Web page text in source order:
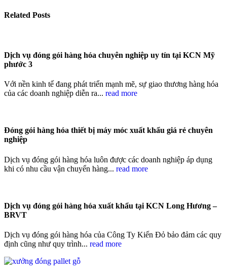
Related Posts
Dịch vụ đóng gói hàng hóa chuyên nghiệp uy tín tại KCN Mỹ
phước 3
Với nền kinh tế đang phát triển mạnh mẽ, sự giao thương hàng hóa
của các doanh nghiệp diễn ra... read more
Đóng gói hàng hóa thiết bị máy móc xuất khẩu giá rẻ chuyên
nghiệp
Dịch vụ đóng gói hàng hóa luôn được các doanh nghiệp áp dụng
khi có nhu cầu vận chuyển hàng... read more
Dịch vụ đóng gói hàng hóa xuất khẩu tại KCN Long Hương –
BRVT
Dịch vụ đóng gói hàng hóa của Công Ty Kiến Đỏ bảo đảm các quy
định cũng như quy trình... read more